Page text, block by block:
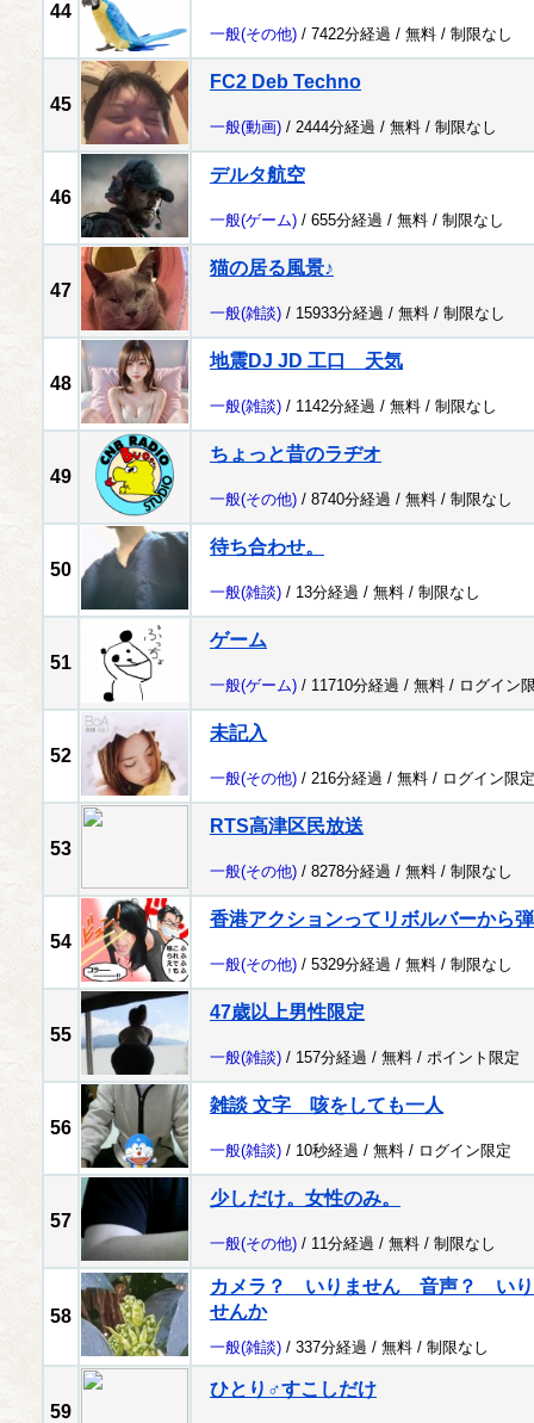
44
一般(その他) / 7422分経過 / 無料 / 制限なし
45
FC2 Deb Techno
一般(動画) / 2444分経過 / 無料 / 制限なし
46
デルタ航空
一般(ゲーム) / 655分経過 / 無料 / 制限なし
47
猫の居る風景♪
一般(雑談) / 15933分経過 / 無料 / 制限なし
48
地震DJ JD 工口 天気
一般(雑談) / 1142分経過 / 無料 / 制限なし
49
ちょっと昔のラヂオ
一般(その他) / 8740分経過 / 無料 / 制限なし
50
待ち合わせ。
一般(雑談) / 13分経過 / 無料 / 制限なし
51
ゲーム
一般(ゲーム) / 11710分経過 / 無料 / ログイン
52
未記入
一般(その他) / 216分経過 / 無料 / ログイン限定
53
RTS高津区民放送
一般(その他) / 8278分経過 / 無料 / 制限なし
54
香港アクションってリボルバーから
一般(その他) / 5329分経過 / 無料 / 制限なし
55
47歳以上男性限定
一般(雑談) / 157分経過 / 無料 / ポイント限定
56
雑談 文字 咳をしても一人
一般(雑談) / 10秒経過 / 無料 / ログイン限定
57
少しだけ。女性のみ。
一般(その他) / 11分経過 / 無料 / 制限なし
58
カメラ？ いりません 音声？ いり
せんか
一般(雑談) / 337分経過 / 無料 / 制限なし
59
ひとり♂すこしだけ